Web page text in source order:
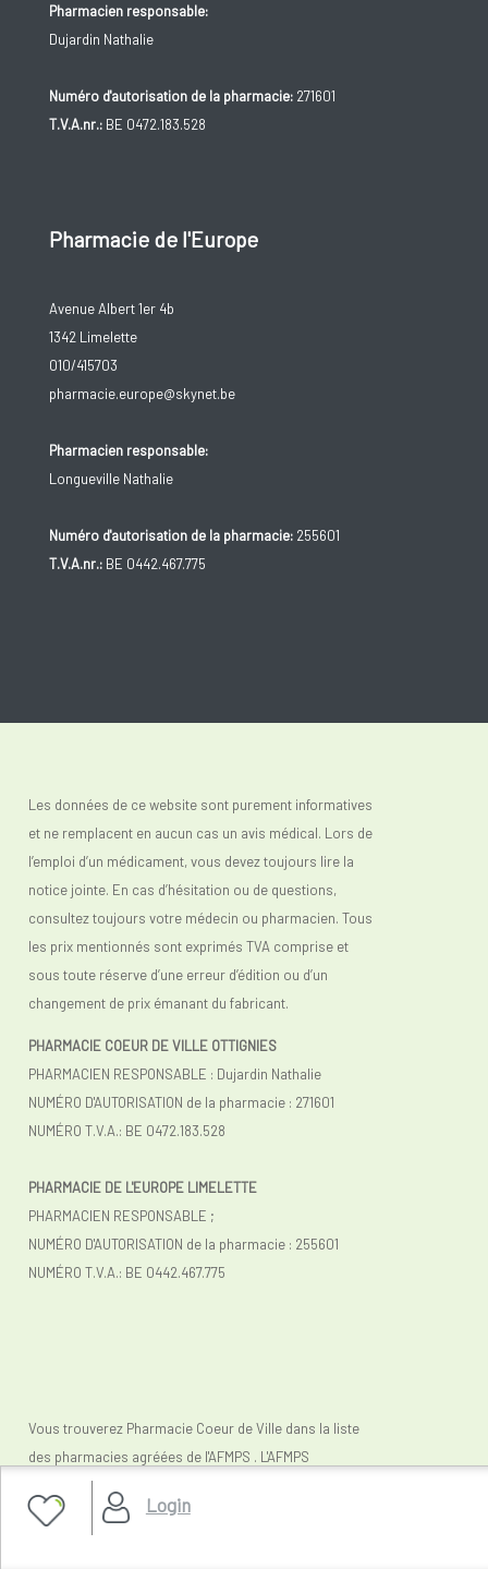
Login
Pharmacien responsable:
Dujardin Nathalie
Numéro d'autorisation de la pharmacie:271601
T.V.A.nr.:BE 0472.183.528
Pharmacie de l'Europe
Avenue Albert 1er 4b
1342 Limelette
010/415703
pharmacie.europe@skynet.be
Pharmacien responsable:
Longueville Nathalie
Numéro d'autorisation de la pharmacie:255601
T.V.A.nr.:BE 0442.467.775
Les données de ce website sont purement informatives
et ne remplacent en aucun cas un avis médical. Lors de
l’emploi d’un médicament, vous devez toujours lire la
notice jointe. En cas d’hésitation ou de questions,
consultez toujours votre médecin ou pharmacien. Tous
les prix mentionnés sont exprimés TVA comprise et
sous toute réserve d’une erreur d’édition ou d’un
changement de prix émanant du fabricant.
PHARMACIE COEUR DE VILLE OTTIGNIES
PHARMACIEN RESPONSABLE : Dujardin Nathalie
NUMÉRO D'AUTORISATION de la pharmacie : 271601
NUMÉRO T.V.A.: BE 0472.183.528
PHARMACIE DE L'EUROPE LIMELETTE
PHARMACIEN RESPONSABLE ;
NUMÉRO D'AUTORISATION de la pharmacie : 255601
NUMÉRO T.V.A.: BE 0442.467.775
Vous trouverez Pharmacie Coeur de Ville dans la liste
des pharmacies agréées de l'AFMPS . L'AFMPS
www.fagg-afmps.be)
pharmacies belges (en ligne).